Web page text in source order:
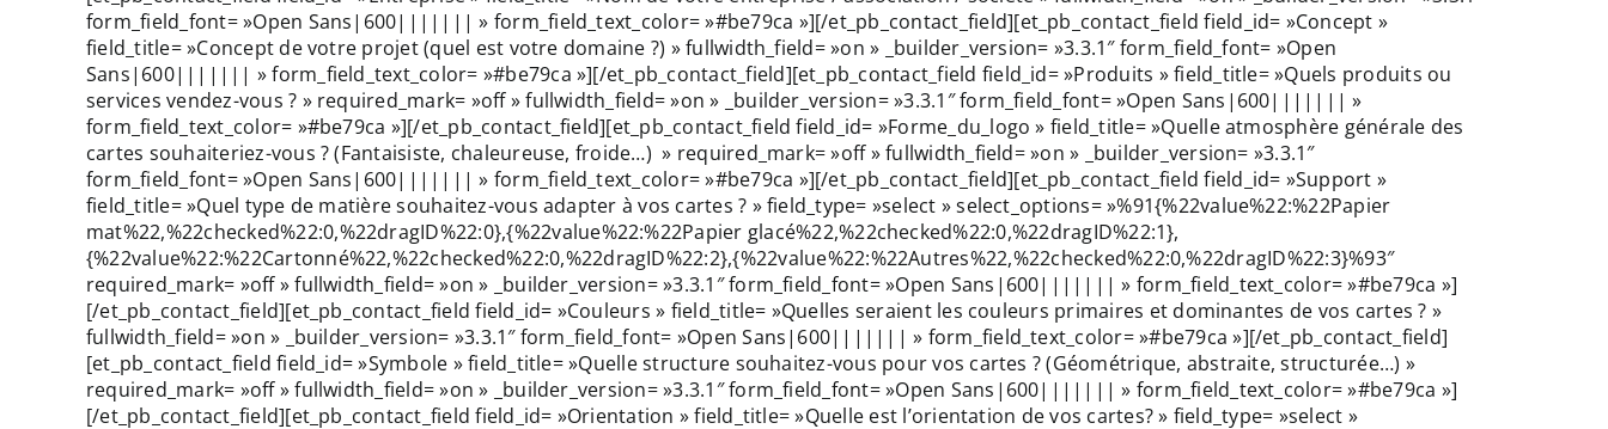
form_field_font= »Open Sans|600||||||| » form_field_text_color= »#be79ca »][/et_pb_contact_field][et_pb_contact_field field_id= »Concept »
field_title= »Concept de votre projet (quel est votre domaine ?) » fullwidth_field= »on » _builder_version= »3.3.1″ form_field_font= »Open
Sans|600||||||| » form_field_text_color= »#be79ca »][/et_pb_contact_field][et_pb_contact_field field_id= »Produits » field_title= »Quels produits ou
services vendez-vous ? » required_mark= »off » fullwidth_field= »on » _builder_version= »3.3.1″ form_field_font= »Open Sans|600||||||| »
form_field_text_color= »#be79ca »][/et_pb_contact_field][et_pb_contact_field field_id= »Forme_du_logo » field_title= »Quelle atmosphère générale des
cartes souhaiteriez-vous ? (Fantaisiste, chaleureuse, froide…) » required_mark= »off » fullwidth_field= »on » _builder_version= »3.3.1″
form_field_font= »Open Sans|600||||||| » form_field_text_color= »#be79ca »][/et_pb_contact_field][et_pb_contact_field field_id= »Support »
field_title= »Quel type de matière souhaitez-vous adapter à vos cartes ? » field_type= »select » select_options= »%91{%22value%22:%22Papier
mat%22,%22checked%22:0,%22dragID%22:0},{%22value%22:%22Papier glacé%22,%22checked%22:0,%22dragID%22:1},
{%22value%22:%22Cartonné%22,%22checked%22:0,%22dragID%22:2},{%22value%22:%22Autres%22,%22checked%22:0,%22dragID%22:3}%93″
required_mark= »off » fullwidth_field= »on » _builder_version= »3.3.1″ form_field_font= »Open Sans|600||||||| » form_field_text_color= »#be79ca »]
[/et_pb_contact_field][et_pb_contact_field field_id= »Couleurs » field_title= »Quelles seraient les couleurs primaires et dominantes de vos cartes ? »
fullwidth_field= »on » _builder_version= »3.3.1″ form_field_font= »Open Sans|600||||||| » form_field_text_color= »#be79ca »][/et_pb_contact_field]
[et_pb_contact_field field_id= »Symbole » field_title= »Quelle structure souhaitez-vous pour vos cartes ? (Géométrique, abstraite, structurée…) »
required_mark= »off » fullwidth_field= »on » _builder_version= »3.3.1″ form_field_font= »Open Sans|600||||||| » form_field_text_color= »#be79ca »]
[/et_pb_contact_field][et_pb_contact_field field_id= »Orientation » field_title= »Quelle est l’orientation de vos cartes? » field_type= »select »